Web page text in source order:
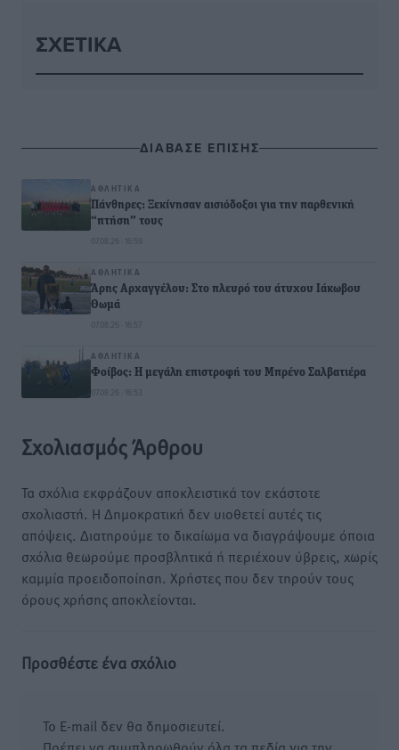
ΣΧΕΤΙΚΆ
ΔΙΑΒΑΣΕ ΕΠΙΣΗΣ
ΑΘΛΗΤΙΚΆ
Πάνθηρες: Ξεκίνησαν αισιόδοξοι για την παρθενική
“πτήση” τους
07.08.26 · 16:59
ΑΘΛΗΤΙΚΆ
Άρης Αρχαγγέλου: Στο πλευρό του άτυχου Ιάκωβου
Θωμά
07.08.26 · 16:57
ΑΘΛΗΤΙΚΆ
Φοίβος: Η μεγάλη επιστροφή του Μπρένο Σαλβατιέρα
07.08.26 · 16:53
Σχολιασμός Άρθρου
Τα σχόλια εκφράζουν αποκλειστικά τον εκάστοτε
σχολιαστή. Η Δημοκρατική δεν υιοθετεί αυτές τις
απόψεις. Διατηρούμε το δικαίωμα να διαγράψουμε όποια
σχόλια θεωρούμε προσβλητικά ή περιέχουν ύβρεις, χωρίς
καμμία προειδοποίηση. Χρήστες που δεν τηρούν τους
όρους χρήσης αποκλείονται.
Προσθέστε ένα σχόλιο
Το E-mail δεν θα δημοσιευτεί.